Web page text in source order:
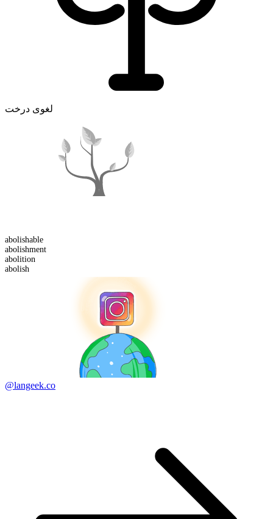
لغوی درخت
abolishable
abolishment
abolition
abolish
@langeek.co